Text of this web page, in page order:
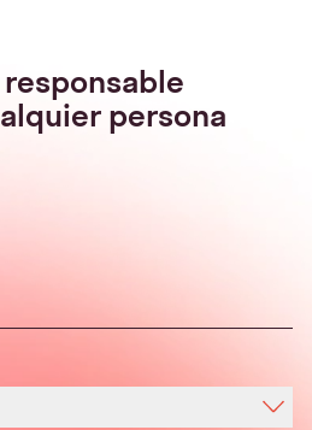
persona